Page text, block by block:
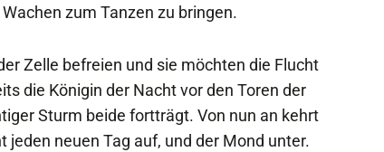
zum Tanzen zu bringen.
Zelle befreien und sie möchten die Flucht
die Königin der Nacht vor den Toren der
Sturm beide fortträgt. Von nun an kehrt
jeden neuen Tag auf, und der Mond unter.